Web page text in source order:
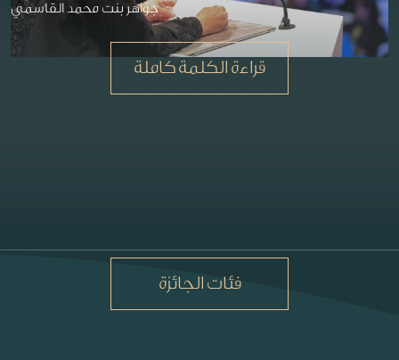
جواهر بنت محمد القاسمي
قراءة الكلمة كاملة
فئات الجائزة